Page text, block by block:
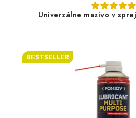
Univerzálne mazivo v
BESTSELLER